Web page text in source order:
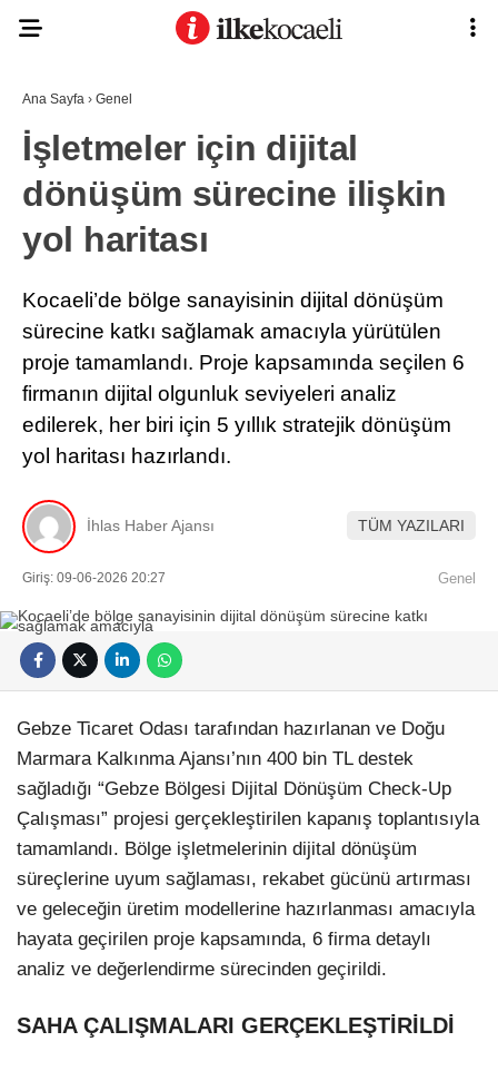
Ana Sayfa › Genel
İşletmeler için dijital
dönüşüm sürecine ilişkin
yol haritası
Kocaeli’de bölge sanayisinin dijital dönüşüm
sürecine katkı sağlamak amacıyla yürütülen
proje tamamlandı. Proje kapsamında seçilen 6
firmanın dijital olgunluk seviyeleri analiz
edilerek, her biri için 5 yıllık stratejik dönüşüm
yol haritası hazırlandı.
İhlas Haber Ajansı TÜM YAZILARI
Giriş: 09-06-2026 20:27 Genel
Gebze Ticaret Odası tarafından hazırlanan ve Doğu
Marmara Kalkınma Ajansı’nın 400 bin TL destek
sağladığı “Gebze Bölgesi Dijital Dönüşüm Check-Up
Çalışması” projesi gerçekleştirilen kapanış toplantısıyla
tamamlandı. Bölge işletmelerinin dijital dönüşüm
süreçlerine uyum sağlaması, rekabet gücünü artırması
ve geleceğin üretim modellerine hazırlanması amacıyla
hayata geçirilen proje kapsamında, 6 firma detaylı
analiz ve değerlendirme sürecinden geçirildi.
SAHA ÇALIŞMALARI GERÇEKLEŞTİRİLDİ